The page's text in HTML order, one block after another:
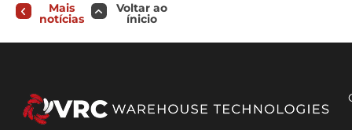
Mais
notícias
Voltar ao
ínicio